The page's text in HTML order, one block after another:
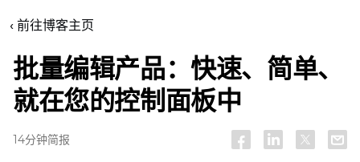
‹ 前往博客主页
批量编辑产品：快速、简单、
就在您的控制面板中
14分钟简报